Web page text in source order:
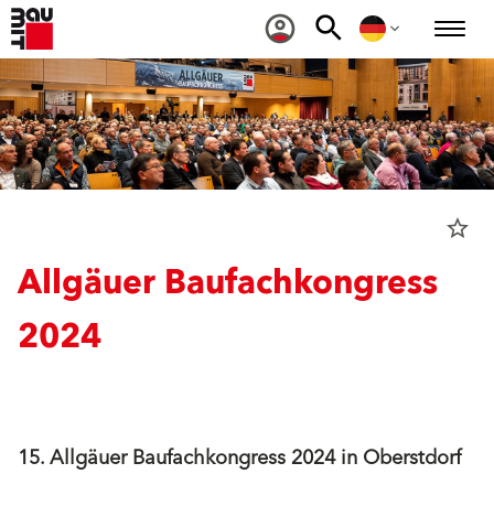
star_border
Allgäuer Baufachkongress
2024
15. Allgäuer Baufachkongress 2024 in Oberstdorf